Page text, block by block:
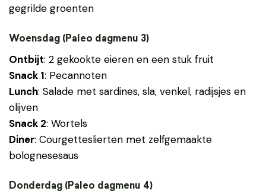
gegrilde groenten
Woensdag (Paleo dagmenu 3)
Ontbijt: 2 gekookte eieren en een stuk fruit
Snack 1: Pecannoten
Lunch: Salade met sardines, sla, venkel, radijsjes en
olijven
Snack 2: Wortels
Diner: Courgetteslierten met zelfgemaakte
bolognesesaus
Donderdag (Paleo dagmenu 4)